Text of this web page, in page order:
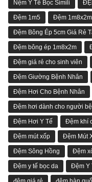
Nệm Y Tế Bọc Simili
Đệm 1m5 Đệm 1m8x2m
Đệm Bông Ép 5cm Giá Rẻ
Đệm bông ép 1m8x2m
Đệm giá rẻ cho sinh viên
Đệm Giường Bệnh Nhân
Đệm Hơi Cho Bệnh Nhân
Đệm hơi dành cho người
Đệm Hơi Y Tế Đệm khí
Đệm mút xốp Đệm Mút
Đệm Sông Hồng Đệm
Đệm y tế bọc da Đệm Y